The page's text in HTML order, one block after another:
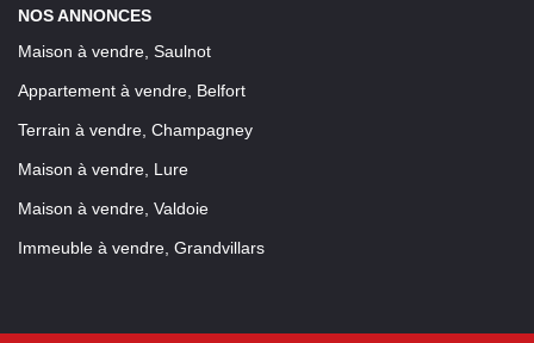
NOS ANNONCES
Maison à vendre, Saulnot
Appartement à vendre, Belfort
Terrain à vendre, Champagney
Maison à vendre, Lure
Maison à vendre, Valdoie
Immeuble à vendre, Grandvillars